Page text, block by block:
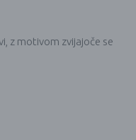
z motivom zvijajoče se